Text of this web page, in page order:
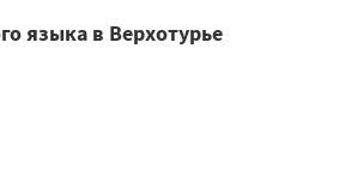
языка в Верхотурье